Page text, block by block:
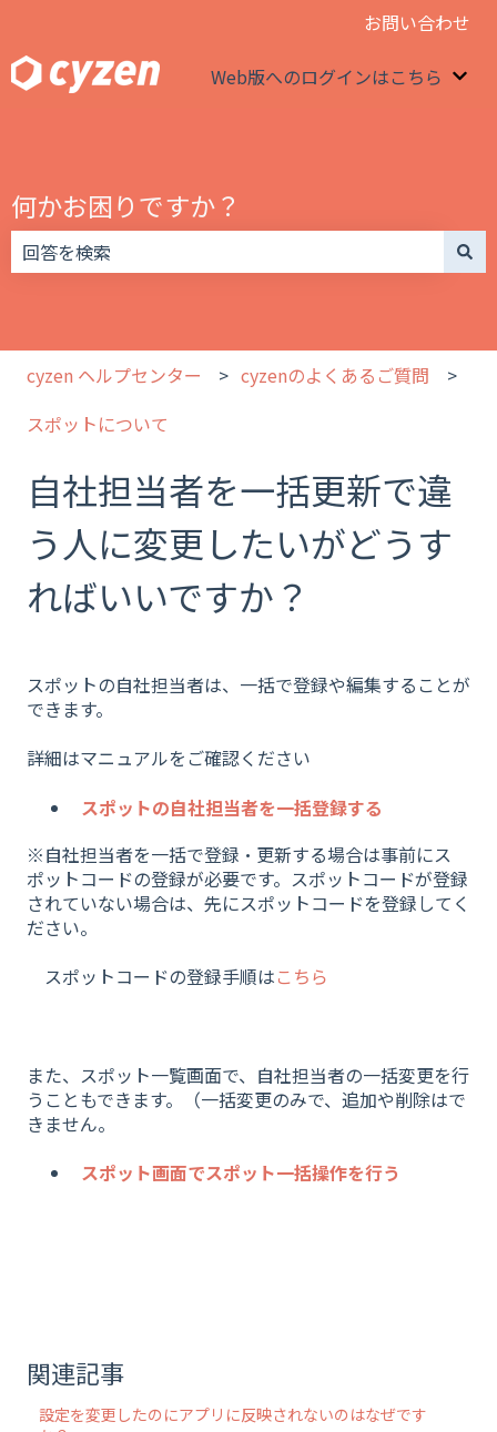
お問い合わせ
Web版へのログインはこちら
何かお困りですか？
cyzen ヘルプセンター
cyzenのよくあるご質問
スポットについて
自社担当者を一括更新で違
う人に変更したいがどうす
ればいいですか？
スポットの自社担当者は、一括で登録や編集することが
できます。
詳細はマニュアルをご確認ください
スポットの自社担当者を一括登録する
※自社担当者を一括で登録・更新する場合は事前にス
ポットコードの登録が必要です。スポットコードが登録
されていない場合は、先にスポットコードを登録してく
ださい。
スポットコードの登録手順はこちら
また、スポット一覧画面で、自社担当者の一括変更を行
うこともできます。（一括変更のみで、追加や削除はで
きません。
スポット画面でスポット一括操作を行う
関連記事
設定を変更したのにアプリに反映されないのはなぜです